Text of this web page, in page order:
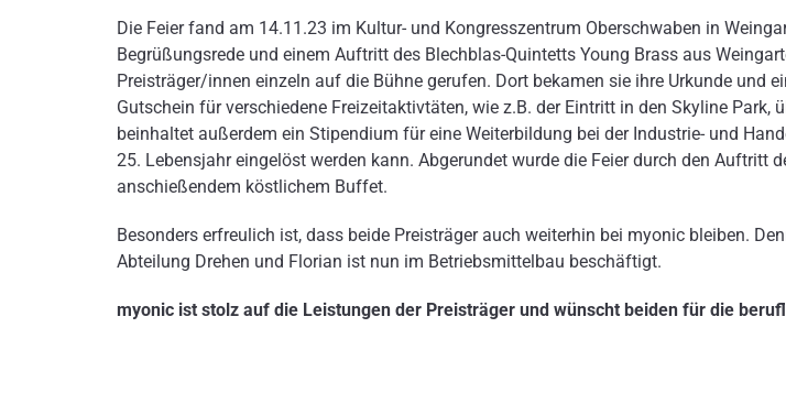
Die Feier fand am 14.11.23 im Kultur- und Kongresszentrum Oberschwaben in
Begrüßungsrede und einem Auftritt des Blechblas-Quintetts Young Brass aus
Preisträger/innen einzeln auf die Bühne gerufen. Dort bekamen sie ihre Urkunde und
Gutschein für verschiedene Freizeitaktivtäten, wie z.B. der Eintritt in den Skyline Park,
beinhaltet außerdem ein Stipendium für eine Weiterbildung bei der Industrie- und
25. Lebensjahr eingelöst werden kann. Abgerundet wurde die Feier durch den Auftritt
anschießendem köstlichem Buffet.
Besonders erfreulich ist, dass beide Preisträger auch weiterhin bei myonic bleiben.
Abteilung Drehen und Florian ist nun im Betriebsmittelbau beschäftigt.
myonic ist stolz auf die Leistungen der Preisträger und wünscht beiden für die